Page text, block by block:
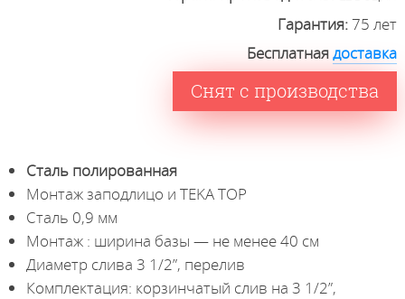
Гарантия: 75 лет
Бесплатнаядоставка
Снят с производства
Сталь полированная
Монтаж заподлицо и TEKA TOP
Сталь 0,9 мм
Монтаж : ширина базы — не менее 40 см
Диаметр слива 3 1/2”, перелив
Комплектация: корзинчатый слив на 3 1/2”,